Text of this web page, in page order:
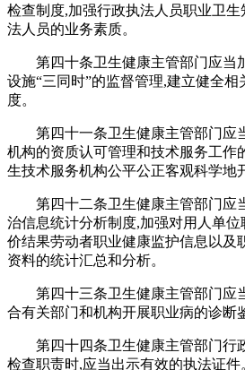
检查制度,加强行政执法人员职业卫生
法人员的业务素质。
第四十条卫生健康主管部门应当
设施“三同时”的监督管理,建立健全相
度。
第四十一条卫生健康主管部门应
机构的资质认可管理和技术服务工作
生技术服务机构公平公正客观科学地
第四十二条卫生健康主管部门应
治信息统计分析制度,加强对用人单
价结果劳动者职业健康监护信息以及
资料的统计汇总和分析。
第四十三条卫生健康主管部门应
合有关部门和机构开展职业病的诊断
第四十四条卫生健康主管部门行
检查职责时,应当出示有效的执法证件